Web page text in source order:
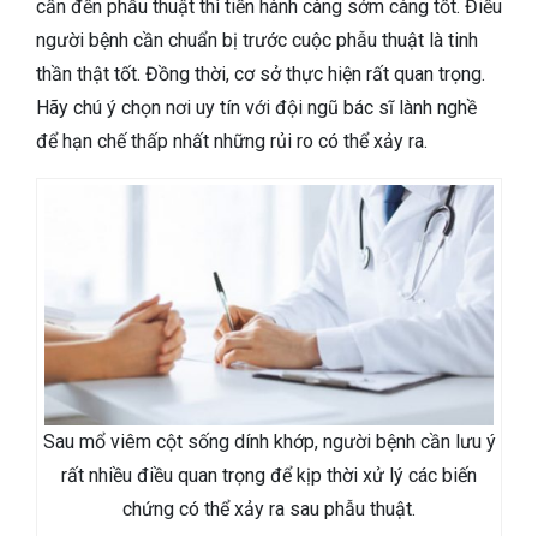
cần đến phẫu thuật thì tiến hành càng sớm càng tốt. Điều
người bệnh cần chuẩn bị trước cuộc phẫu thuật là tinh
thần thật tốt. Đồng thời, cơ sở thực hiện rất quan trọng.
Hãy chú ý chọn nơi uy tín với đội ngũ bác sĩ lành nghề
để hạn chế thấp nhất những rủi ro có thể xảy ra.
Sau mổ viêm cột sống dính khớp, người bệnh cần lưu ý
rất nhiều điều quan trọng để kịp thời xử lý các biến
chứng có thể xảy ra sau phẫu thuật.